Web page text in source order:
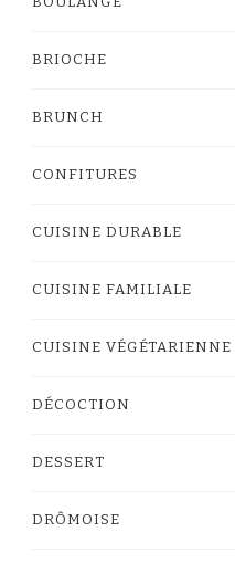
BRIOCHE
BRUNCH
CONFITURES
CUISINE DURABLE
CUISINE FAMILIALE
CUISINE VÉGÉTARIENNE
DÉCOCTION
DESSERT
DRÔMOISE